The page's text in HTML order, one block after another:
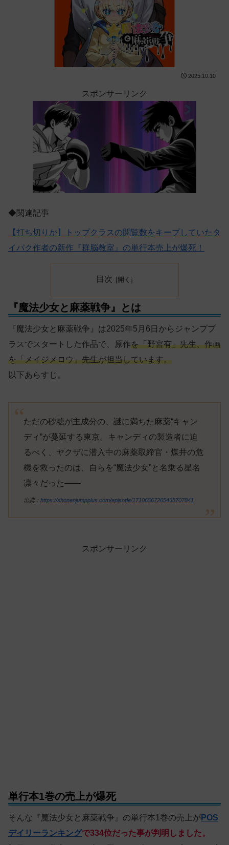
2025.10.10
スポンサーリンク
◆関連記事
【打ち切りか】トップクラスの閲覧数をキープしていたタ
イパク作者の新作『群脳教室』の単行本売上が爆死！
目次
『魔法少女と麻薬戦争』とは
『魔法少女と麻薬戦争』は2025年5月6日からジャンププ
ラスでスタートした作品で、原作を「野宮有」先生、作画
を「メイジメロウ」先生が担当しています。
以下あらすじ。
ただの砂糖が主成分の、謎に満ちた麻薬“キャン
ディ”が蔓延する東京。キャンディの製造者に迫
るべく、ヤクザに潜入中の麻薬取締官・煤井の危
機を救ったのは、自らを“魔法少女”と名乗る星名
凛々だった――
出典： https://shonenjumpplus.com/episode/17106567265435707841
スポンサーリンク
単行本1巻の売上が爆死
そんな『魔法少女と麻薬戦争』の単行本1巻の売上がPOS
デイリーランキングで334位だった事が判明しました。